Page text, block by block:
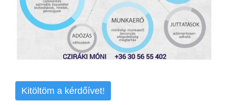
Kitöltöm a kérdőívet!